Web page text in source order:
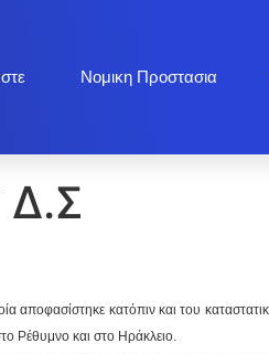
Νομικη Προστασια
κατόπιν και του
Ρέθυμνο και στο Ηράκλειο.